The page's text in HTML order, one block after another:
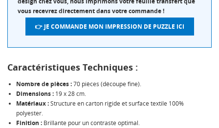
vous recevrez directement dans votre commande !
👉 JE COMMANDE MON IMPRESSION DE PUZZLE ICI
Caractéristiques Techniques :
Nombre de pièces :70 pièces (découpe fine).
Dimensions : 19 x 28 cm.
Matériaux :Structure en carton rigide et surface textile 100%
polyester.
Finition : Brillante pour un contraste optimal.